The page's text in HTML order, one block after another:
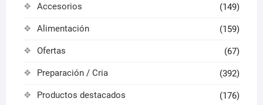
Accesorios (149)
Alimentación (159)
Ofertas (67)
Preparación / Cria (392)
Productos destacados (176)